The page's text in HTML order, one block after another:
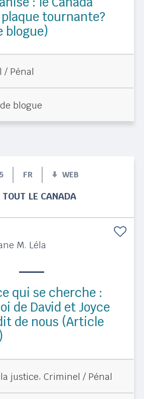
tournante?
blogue)
/ Pénal
blogue
FR WEB
TOUT LE CANADA
M. Léla
qui se cherche :
de David et Joyce
de nous (Article
justice,Criminel / Pénal